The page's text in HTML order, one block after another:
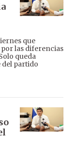
que
las diferencias
queda
del partido